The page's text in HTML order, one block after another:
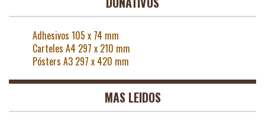
Adhesivos 105 x 74 mm
Carteles A4 297 x 210 mm
Pósters A3 297 x 420 mm
MAS LEIDOS